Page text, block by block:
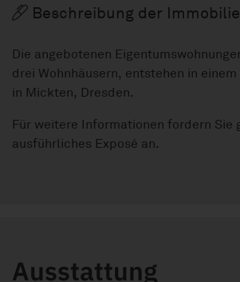
Beschreibung der Immobilie
Die angebotenen
drei Wohnhäusern, entstehen in
in Mickten, Dresden.
Für weitere Informationen fordern Sie
ausführliches Exposé an.
Ausstattung